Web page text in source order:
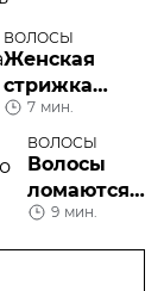
ВОЛОСЫ
Женская
стрижка
пикси-боб: где
дерзость
встречается с
утонченностью
7 мин.
ВОЛОСЫ
Волосы
ломаются,
что9 мин.